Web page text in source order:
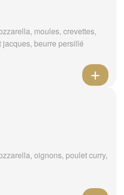
moules, crevettes,
beurre persillé
oignons, poulet curry,